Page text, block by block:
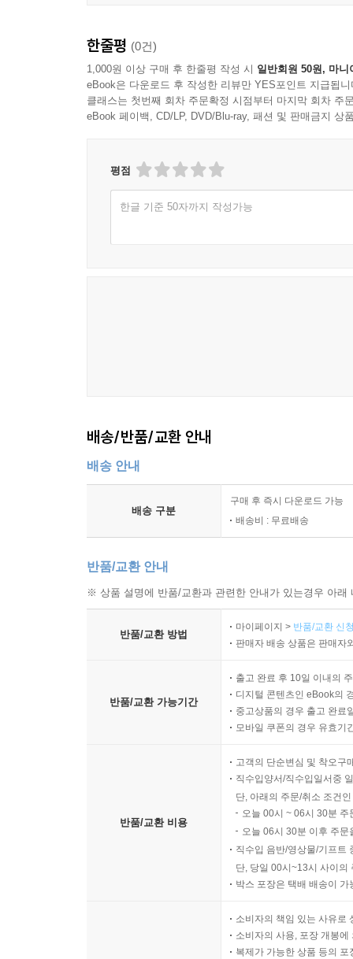
한줄평 (0건)
1,000원 이상 구매 후 한줄평 작성 시 일반회원 50원, 마니
eBook은 다운로드 후 작성한 리뷰만 YES포인트 지급됩니
클래스는 첫번째 회차 주문확정 시점부터 마지막 회차 주
eBook 페이백, CD/LP, DVD/Blu-ray, 패션 및 판매금지 상
평점
한글 기준 50자까지 작성가능
배송/반품/교환 안내
배송 안내
배송 구분
구매 후 즉시 다운로드 가능
배송비 : 무료배송
반품/교환 안내
※ 상품 설명에 반품/교환과 관련한 안내가 있는경우 아
반품/교환 방법
마이페이지 > 반품/교환 신
판매자 배송 상품은 판매자
반품/교환 가능기간
출고 완료 후 10일 이내의
디지털 콘텐츠인 eBook의
중고상품의 경우 출고 완료
모바일 쿠폰의 경우 유효기
반품/교환 비용
고객의 단순변심 및 착오구
직수입양서/직수입일서중
단, 아래의 주문/취소 조건
오늘 00시 ~ 06시 30분
오늘 06시 30분 이후 주
직수입 음반/영상물/기프트
단, 당일 00시~13시 사이의
박스 포장은 택배 배송이
소비자의 책임 있는 사유로
소비자의 사용, 포장 개봉
복제가 가능한 상품 등의